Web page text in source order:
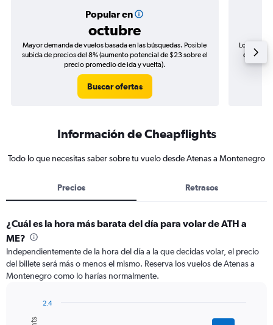
Popular en
octubre
Mayor demanda de vuelos basada en las búsquedas. Posible
subida de precios del 8% (aumento potencial de $23 sobre el
precio promedio de ida y vuelta).
Buscar ofertas
Los
de
Información de Cheapflights
Todo lo que necesitas saber sobre tu vuelo desde Atenas a Montenegro
Precios Retrasos
¿Cuál es la hora más barata del día para volar de ATH a
ME?
Independientemente de la hora del día a la que decidas volar, el precio
del billete será más o menos el mismo. Reserva los vuelos de Atenas a
Montenegro como lo harías normalmente.
Chart
2.4